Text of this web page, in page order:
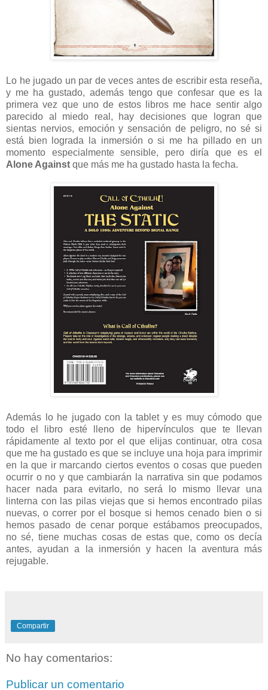
Lo he jugado un par de veces antes de escribir esta reseña,
y me ha gustado, además tengo que confesar que es la
primera vez que uno de estos libros me hace sentir algo
parecido al miedo real, hay decisiones que logran que
sientas nervios, emoción y sensación de peligro, no sé si
está bien lograda la inmersión o si me ha pillado en un
momento especialmente sensible, pero diría que es el
Alone Against que más me ha gustado hasta la fecha.
Además lo he jugado con la tablet y es muy cómodo que
todo el libro esté lleno de hipervínculos que te llevan
rápidamente al texto por el que elijas continuar, otra cosa
que me ha gustado es que se incluye una hoja para imprimir
en la que ir marcando ciertos eventos o cosas que pueden
ocurrir o no y que cambiarán la narrativa sin que podamos
hacer nada para evitarlo, no será lo mismo llevar una
linterna con las pilas viejas que si hemos encontrado pilas
nuevas, o correr por el bosque si hemos cenado bien o si
hemos pasado de cenar porque estábamos preocupados,
no sé, tiene muchas cosas de estas que, como os decía
antes, ayudan a la inmersión y hacen la aventura más
rejugable.
Compartir
No hay comentarios:
Publicar un comentario